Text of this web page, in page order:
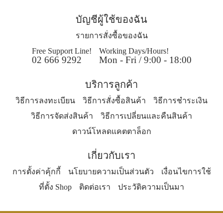
บัญชีผู้ใช้ของฉัน
รายการสั่งซื้อของฉัน
Free Support Line!
02 666 9292
Working Days/Hours!
Mon - Fri / 9:00 - 18:00
บริการลูกค้า
วิธีการลงทะเบียน วิธีการสั่งซื้อสินค้า
วิธีการชำระเงิน
วิธีการจัดส่งสินค้า
วิธีการเปลี่ยนและคืนสินค้า
ดาวน์โหลดแคตตาล็อก
เกี่ยวกับเรา
การตั้งค่าคุ้กกี้ นโยบายความเป็นส่วนตัว
เงื่อนไขการใช้
ที่ตั้ง Shop
ติดต่อเรา ประวัติความเป็นมา